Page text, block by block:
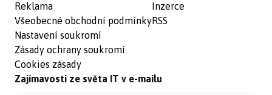
Reklama
Všeobecné obchodní podmínky
Nastavení soukromí
Zásady ochrany soukromí
Cookies zásady
Inzerce
RSS
Zajímavosti ze světa IT v e-mailu